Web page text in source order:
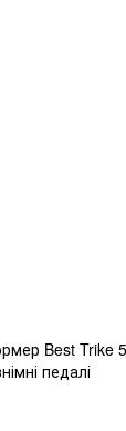
Best Trike
педалі